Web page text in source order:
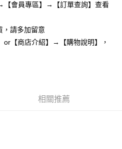
付款。
付」後，將跳轉至「AFTEE先享後付」
後，即可完成結帳。
通知簡訊。
擊此簡訊中的連結，可透過四大超商／
付 」之結帳頁面顯示為準，若有關於
免運費
免運費
【會員專區】→【訂單查詢】查看
，請多加留意
or【商店介紹】→【購物說明】，
相關推薦